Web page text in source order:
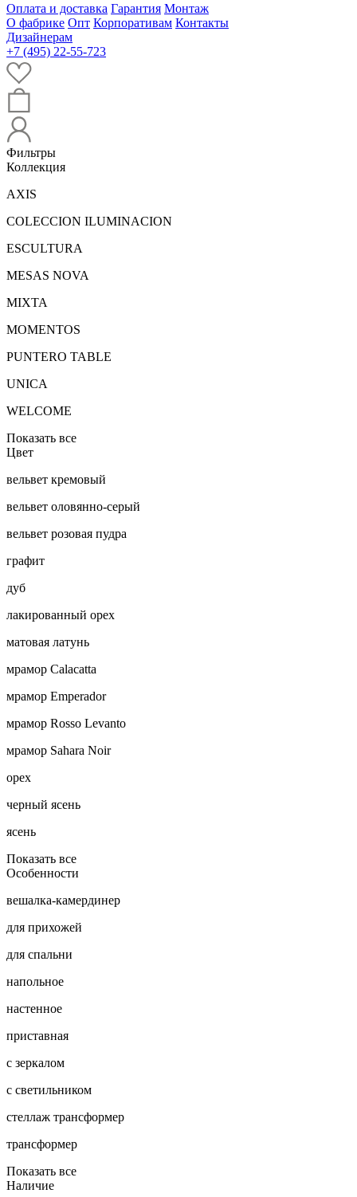
Оплата и доставка Гарантия Монтаж
О фабрике Опт Корпоративам Контакты
Дизайнерам
+7 (495) 22-55-723
Фильтры
Коллекция
AXIS
COLECCION ILUMINACION
ESCULTURA
MESAS NOVA
MIXTA
MOMENTOS
PUNTERO TABLE
UNICA
WELCOME
Показать все
Цвет
вельвет кремовый
вельвет оловянно-серый
вельвет розовая пудра
графит
дуб
лакированный орех
матовая латунь
мрамор Calacatta
мрамор Emperador
мрамор Rosso Levanto
мрамор Sahara Noir
орех
черный ясень
ясень
Показать все
Особенности
вешалка-камердинер
для прихожей
для спальни
напольное
настенное
приставная
с зеркалом
с светильником
стеллаж трансформер
трансформер
Показать все
Наличие